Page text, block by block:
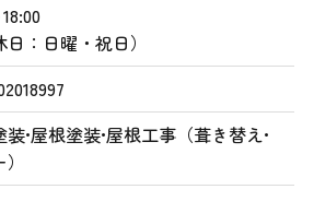
日：日曜・祝日）
装•屋根塗装•屋根工事（葺き替え•